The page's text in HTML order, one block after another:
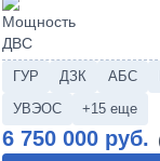
ГУР ДЗК АБС
УВЭОС
+15 еще
6 750 000 руб.